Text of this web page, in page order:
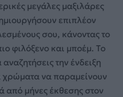
μεγάλες μαξιλάρες
επιπλέον
σου, κάνοντας το
φιλόξενο και μποέμ. Το
την ένδειξη
να παραμείνουν
από μήνες έκθεσης στον